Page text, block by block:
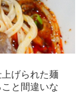
げられた麺
と間違いな